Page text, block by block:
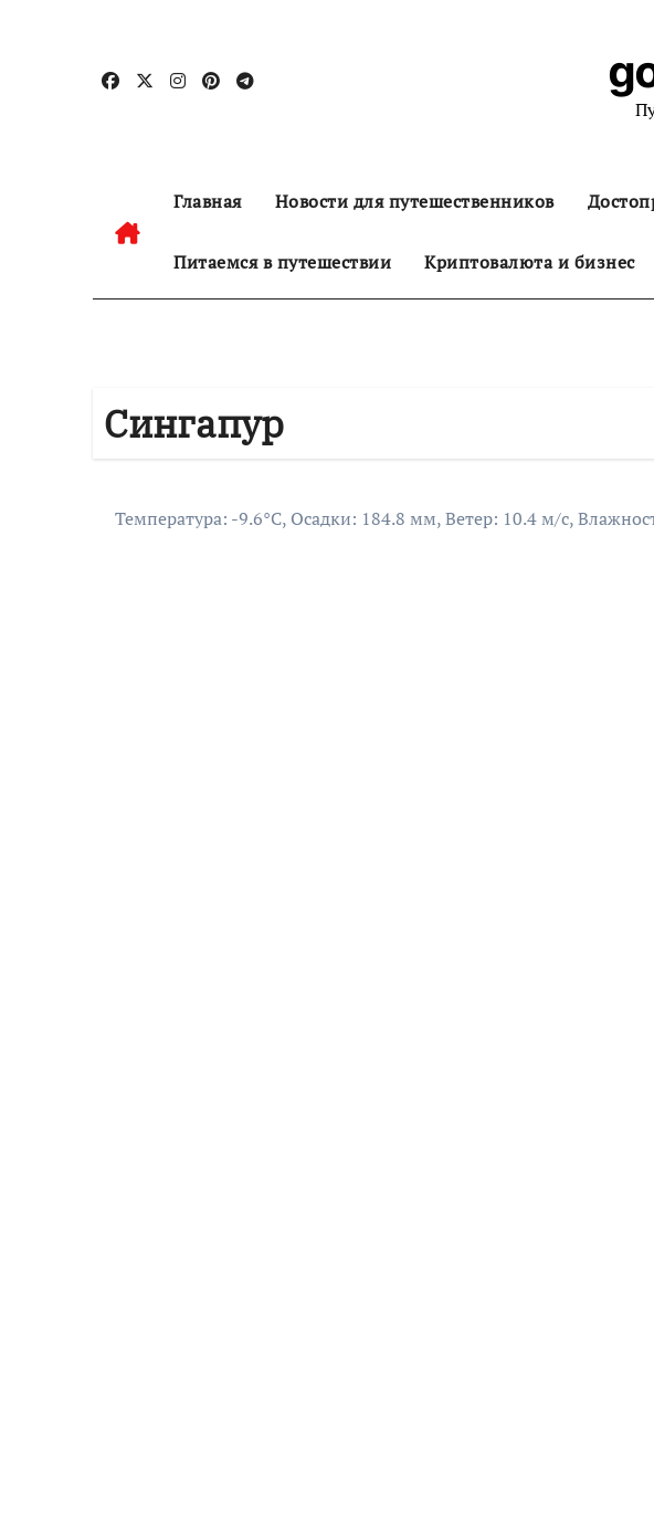
содержанию
Главная Новости для путешественников
Питаемся в путешествии Криптовалюта и бизнес
Сингапур
Температура: -9.6°C, Осадки: 184.8 мм, Ветер: 10.4 м/с,